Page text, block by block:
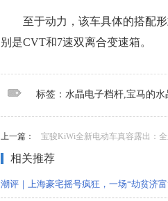
至于动力，该车具体的搭配
别是CVT和7速双离合变速箱。
标签：水晶电子档杆,宝马的
上一篇： 宝骏KiWi全新电动车真容露出：全新车
相关推荐
潮评｜上海豪宅摇号疯狂，一场“劫贫济富